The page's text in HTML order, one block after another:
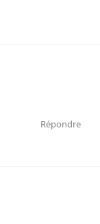
Répondre